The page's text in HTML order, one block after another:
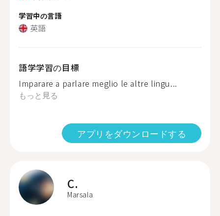
学習中の言語
英語
語学学習の目標
Imparare a parlare meglio le altre lingu...
もっと見る
アプリをダウンロードする
C.
Marsala